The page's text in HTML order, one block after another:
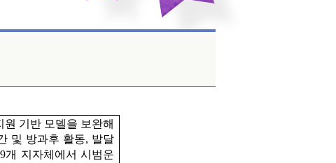
원 기반 모델을 보완해
및 방과후 활동, 발달
9개 지자체에서 시범운